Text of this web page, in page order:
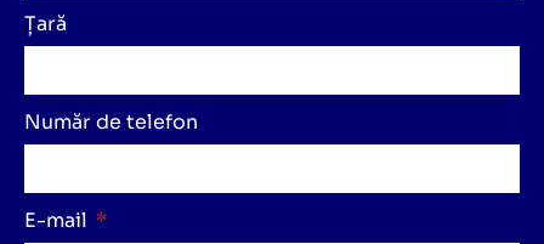
Țară
Număr de telefon
E-mail